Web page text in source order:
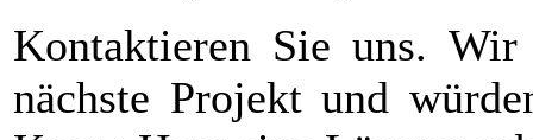
Kontaktieren Sie uns.
nächste Projekt und